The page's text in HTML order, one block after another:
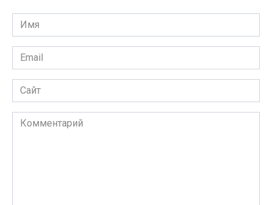
Имя
*
Email
*
Сайт
Комментарий